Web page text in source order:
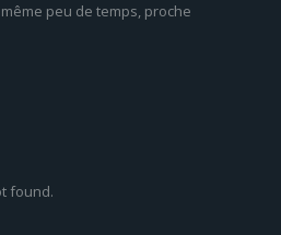
peu de temps, proche
found.